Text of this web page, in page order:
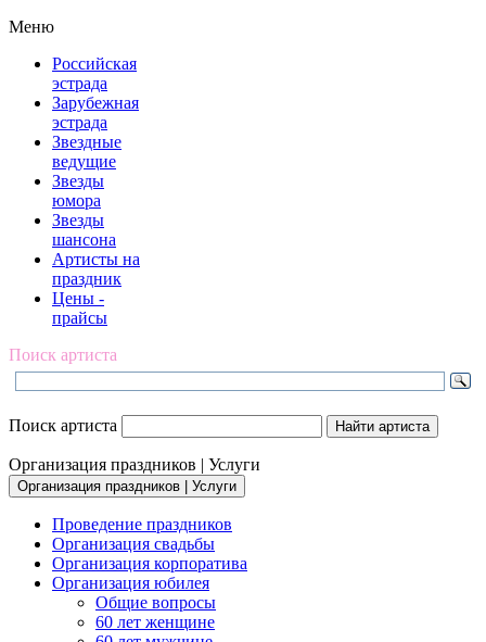
Меню
Российская
эстрада
Зарубежная
эстрада
Звездные
ведущие
Звезды
юмора
Звезды
шансона
Артисты на
праздник
Цены -
прайсы
Поиск артиста
Поиск артиста
Организация праздников | Услуги
Организация праздников | Услуги
Проведение праздников
Организация свадьбы
Организация корпоратива
Организация юбилея
Общие вопросы
60 лет женщине